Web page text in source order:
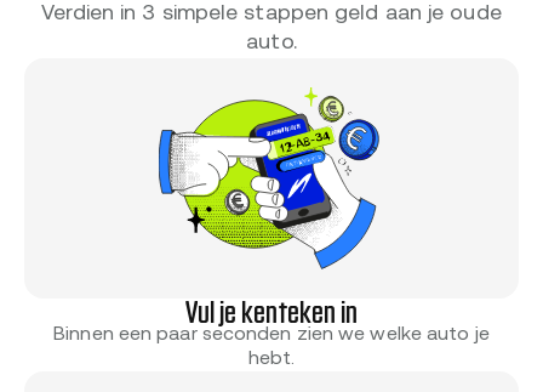
Verdien in 3 simpele stappen geld aan je oude
auto.
Vul je kenteken in
Binnen een paar seconden zien we welke auto je
hebt.